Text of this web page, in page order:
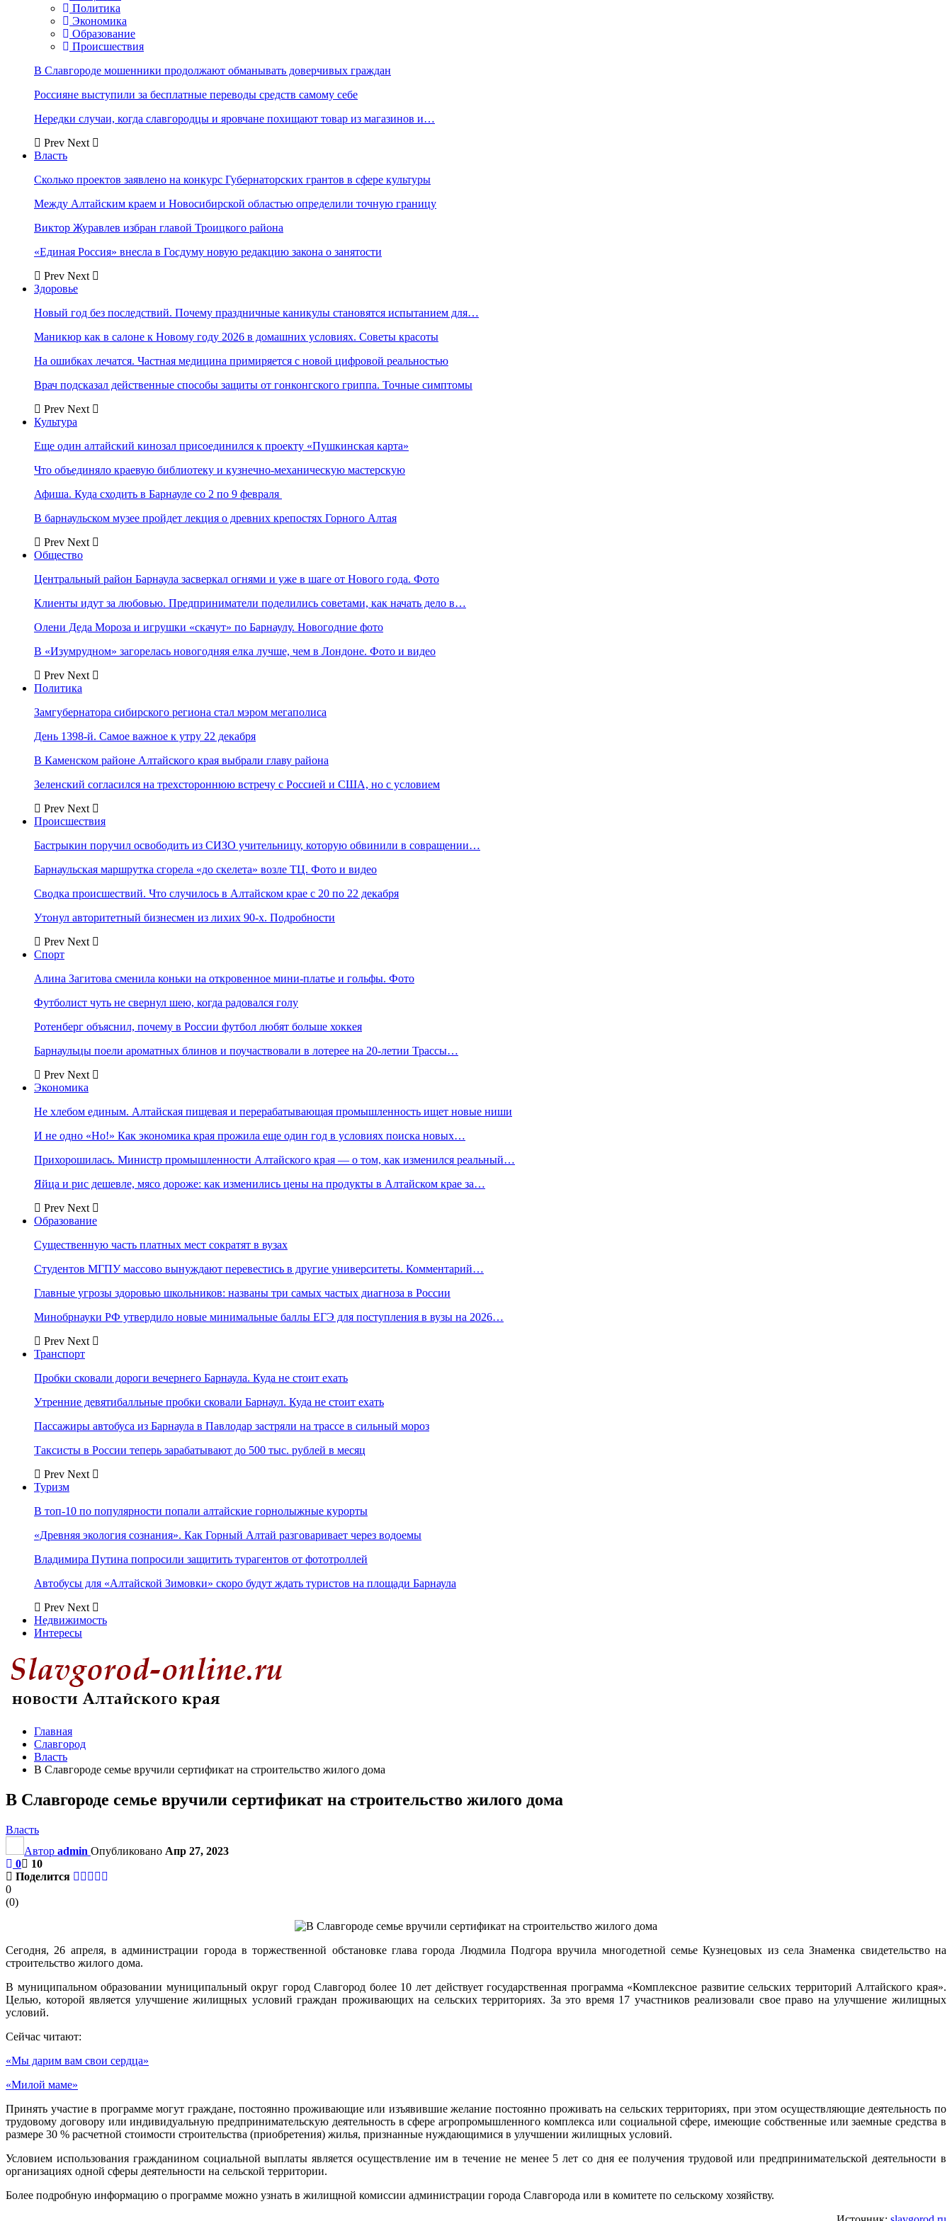
Политика
Экономика
Образование
Происшествия
В Славгороде мошенники продолжают обманывать доверчивых граждан
Россияне выступили за бесплатные переводы средств самому себе
Нередки случаи, когда славгородцы и яровчане похищают товар из магазинов и…
Prev Next
Власть
Сколько проектов заявлено на конкурс Губернаторских грантов в сфере культуры
Между Алтайским краем и Новосибирской областью определили точную границу
Виктор Журавлев избран главой Троицкого района
«Единая Россия» внесла в Госдуму новую редакцию закона о занятости
Prev Next
Здоровье
Новый год без последствий. Почему праздничные каникулы становятся испытанием для…
Маникюр как в салоне к Новому году 2026 в домашних условиях. Советы красоты
На ошибках лечатся. Частная медицина примиряется с новой цифровой реальностью
Врач подсказал действенные способы защиты от гонконгского гриппа. Точные симптомы
Prev Next
Культура
Еще один алтайский кинозал присоединился к проекту «Пушкинская карта»
Что объединяло краевую библиотеку и кузнечно-механическую мастерскую
Афиша. Куда сходить в Барнауле со 2 по 9 февраля
В барнаульском музее пройдет лекция о древних крепостях Горного Алтая
Prev Next
Общество
Центральный район Барнаула засверкал огнями и уже в шаге от Нового года. Фото
Клиенты идут за любовью. Предприниматели поделились советами, как начать дело в…
Олени Деда Мороза и игрушки «скачут» по Барнаулу. Новогодние фото
В «Изумрудном» загорелась новогодняя елка лучше, чем в Лондоне. Фото и видео
Prev Next
Политика
Замгубернатора сибирского региона стал мэром мегаполиса
День 1398-й. Самое важное к утру 22 декабря
В Каменском районе Алтайского края выбрали главу района
Зеленский согласился на трехстороннюю встречу с Россией и США, но с условием
Prev Next
Происшествия
Бастрыкин поручил освободить из СИЗО учительницу, которую обвинили в совращении…
Барнаульская маршрутка сгорела «до скелета» возле ТЦ. Фото и видео
Сводка происшествий. Что случилось в Алтайском крае с 20 по 22 декабря
Утонул авторитетный бизнесмен из лихих 90-х. Подробности
Prev Next
Спорт
Алина Загитова сменила коньки на откровенное мини-платье и гольфы. Фото
Футболист чуть не свернул шею, когда радовался голу
Ротенберг объяснил, почему в России футбол любят больше хоккея
Барнаульцы поели ароматных блинов и поучаствовали в лотерее на 20-летии Трассы…
Prev Next
Экономика
Не хлебом единым. Алтайская пищевая и перерабатывающая промышленность ищет новые ниши
И не одно «Но!» Как экономика края прожила еще один год в условиях поиска новых…
Прихорошилась. Министр промышленности Алтайского края — о том, как изменился реальный…
Яйца и рис дешевле, мясо дороже: как изменились цены на продукты в Алтайском крае за…
Prev Next
Образование
Существенную часть платных мест сократят в вузах
Студентов МГПУ массово вынуждают перевестись в другие университеты. Комментарий…
Главные угрозы здоровью школьников: названы три самых частых диагноза в России
Минобрнауки РФ утвердило новые минимальные баллы ЕГЭ для поступления в вузы на 2026…
Prev Next
Транспорт
Пробки сковали дороги вечернего Барнаула. Куда не стоит ехать
Утренние девятибалльные пробки сковали Барнаул. Куда не стоит ехать
Пассажиры автобуса из Барнаула в Павлодар застряли на трассе в сильный мороз
Таксисты в России теперь зарабатывают до 500 тыс. рублей в месяц
Prev Next
Туризм
В топ-10 по популярности попали алтайские горнолыжные курорты
«Древняя экология сознания». Как Горный Алтай разговаривает через водоемы
Владимира Путина попросили защитить турагентов от фототроллей
Автобусы для «Алтайской Зимовки» скоро будут ждать туристов на площади Барнаула
Prev Next
Недвижимость
Интересы
Главная
Славгород
Власть
В Славгороде семье вручили сертификат на строительство жилого дома
В Славгороде семье вручили сертификат на строительство жилого дома
Власть
Автор admin Опубликовано Апр 27, 2023
0
10
Поделится
0
(0)
Сегодня, 26 апреля, в администрации города в торжественной обстановке глава города Людмила Подгора вручила многодетной семье Кузнецовых из села Знаменка свидетельство на
строительство жилого дома.
В муниципальном образовании муниципальный округ город Славгород более 10 лет действует государственная программа «Комплексное развитие сельских территорий Алтайского края».
Целью, которой является улучшение жилищных условий граждан проживающих на сельских территориях. За это время 17 участников реализовали свое право на улучшение жилищных
условий.
Сейчас читают:
«Мы дарим вам свои сердца»
«Милой маме»
Принять участие в программе могут граждане, постоянно проживающие или изъявившие желание постоянно проживать на сельских территориях, при этом осуществляющие деятельность по
трудовому договору или индивидуальную предпринимательскую деятельность в сфере агропромышленного комплекса или социальной сфере, имеющие собственные или заемные средства в
размере 30 % расчетной стоимости строительства (приобретения) жилья, признанные нуждающимися в улучшении жилищных условий.
Условием использования гражданином социальной выплаты является осуществление им в течение не менее 5 лет со дня ее получения трудовой или предпринимательской деятельности в
организациях одной сферы деятельности на сельской территории.
Более подробную информацию о программе можно узнать в жилищной комиссии администрации города Славгорода или в комитете по сельскому хозяйству.